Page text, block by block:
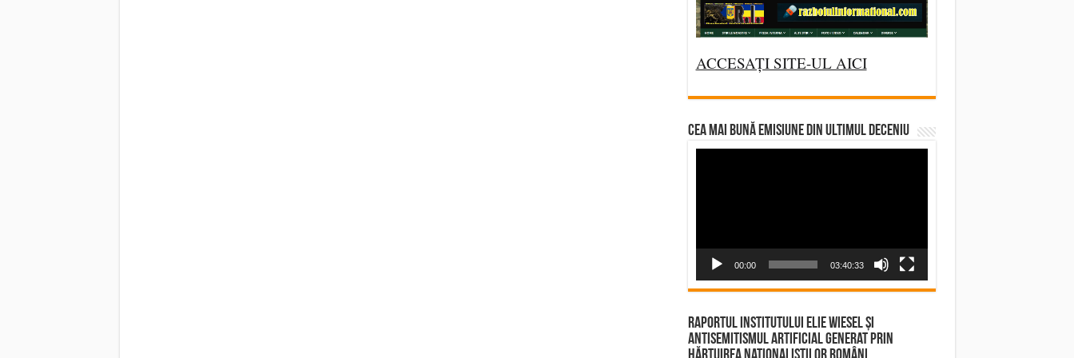
ACCESAȚI SITE-UL AICI
CEA MAI BUNĂ EMISIUNE DIN ULTIMUL DECENIU
00:00 03:40:33
Raportul Institutului Elie Wiesel și
Antisemitismul Artificial Generat prin